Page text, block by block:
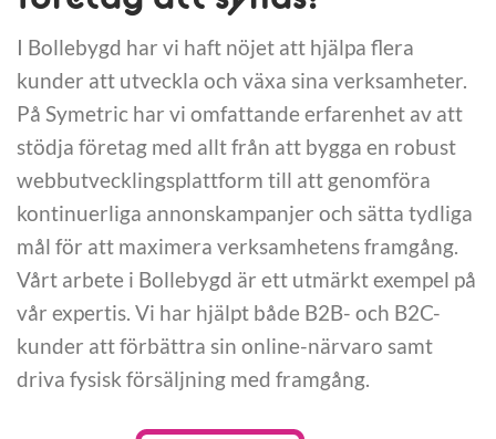
I Bollebygd har vi haft nöjet att hjälpa flera
kunder att utveckla och växa sina verksamheter.
På Symetric har vi omfattande erfarenhet av att
stödja företag med allt från att bygga en robust
webbutvecklingsplattform till att genomföra
kontinuerliga annonskampanjer och sätta tydliga
mål för att maximera verksamhetens framgång.
Vårt arbete i Bollebygd är ett utmärkt exempel på
vår expertis. Vi har hjälpt både B2B- och B2C-
kunder att förbättra sin online-närvaro samt
driva fysisk försäljning med framgång.